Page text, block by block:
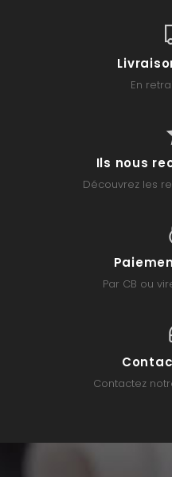
En
Ils nous
Découvrez les
Par CB ou
Contactez